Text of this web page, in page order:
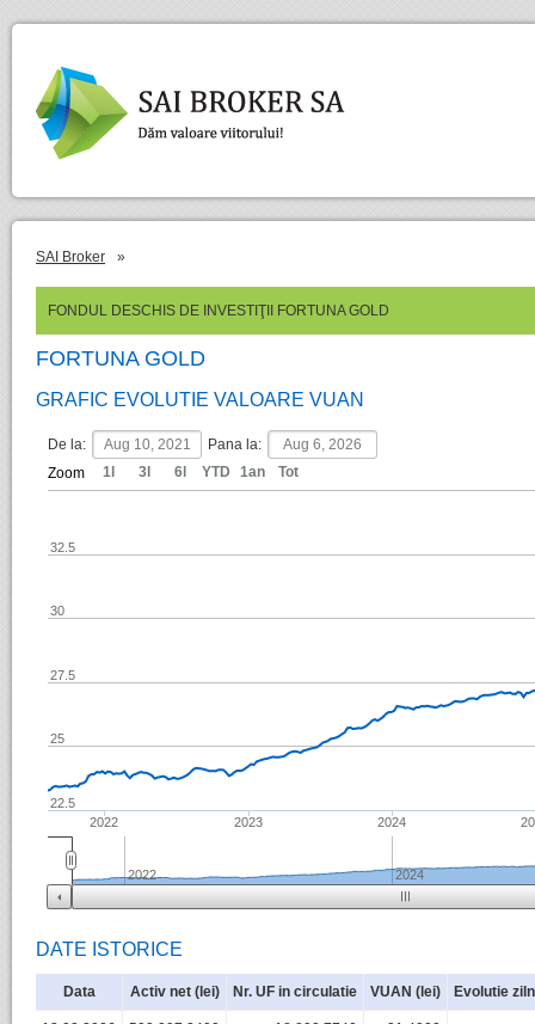
SAI Broker »
FONDUL DESCHIS DE INVESTIŢII FORTUNA GOLD
FORTUNA GOLD
GRAFIC EVOLUTIE VALOARE VUAN
De la:
Pana la:
Zoom
2022 2023 2024
30
22.5
25
27.5
32.5
2022 2024
1l 3l 6l YTD 1an Tot
DATE ISTORICE
Data Activ net (lei) Nr. UF in circulatie VUAN (lei) Evolutie